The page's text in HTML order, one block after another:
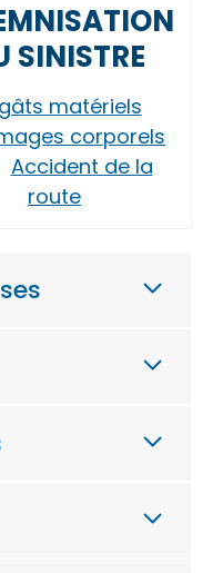
SINISTRE
matériels
corporels
Accident de la
route